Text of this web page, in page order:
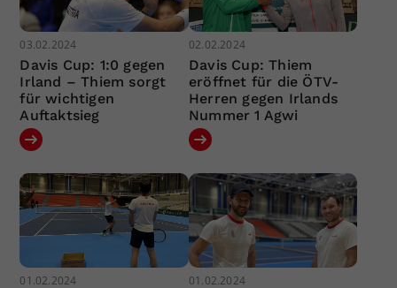
03.02.2024
Davis Cup: 1:0 gegen
Irland – Thiem sorgt
für wichtigen
Auftaktsieg
02.02.2024
Davis Cup: Thiem
eröffnet für die ÖTV-
Herren gegen Irlands
Nummer 1 Agwi
01.02.2024 01.02.2024